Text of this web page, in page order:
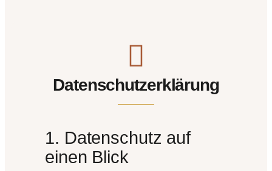
Datenschutzerklärung
1. Datenschutz auf
einen Blick